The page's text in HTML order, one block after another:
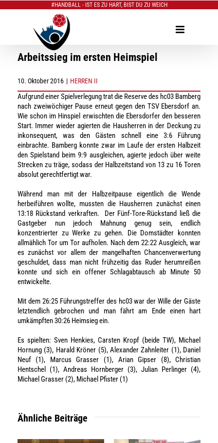
#HANDBALL - IST ES ZU HART, BIST DU ZU WEICH
Arbeitssieg im ersten Heimspiel
10. Oktober 2016 | HERREN II
Aufgrund einer Spielverlegung trat die Reserve des hc03 Bamberg
nach zweiwöchiger Pause erneut gegen den TSV Ebersdorf an.
Wie schon im Hinspiel erwischten die Ebersdorfer den besseren
Start. Immer wieder agierten die Hausherren in der Deckung zu
inkonsequent, was den Gästen schnell eine 3:6 Führung
einbrachte. Bamberg konnte zwar im Laufe der ersten Halbzeit
den Spielstand beim 9:9 ausgleichen, agierte jedoch über weite
Strecken zu träge, sodass der Halbzeitstand von 13 zu 16 Toren
absolut gerechtfertigt war.
Während man mit der Halbzeitpause eigentlich die Wende
herbeiführen wollte, mussten die Hausherren zunächst einen
13:18 Rückstand verkraften. Der Fünf-Tore-Rückstand ließ die
Gastgeber nun jedoch Mahnung genug sein, endlich
konzentrierter zu Werke zu gehen. Die Domstädter konnten
allmählich Tor um Tor aufholen. Nach dem 22:22 Ausgleich, war
es zunächst vor allem der mangelhaften Chancenverwertung
geschuldet, dass man nicht frühzeitig das Ruder herumreißen
konnte und sich ein offener Schlagabtausch ab Minute 50
entwickelte.
Mit dem 26:25 Führungstreffer des hc03 war der Wille der Gäste
letztendlich gebrochen und man fährt am Ende einen hart
umkämpften 30:26 Heimsieg ein.
Es spielten: Sven Henkies, Carsten Kropf (beide TW), Michael
Hornung (3), Harald Kröner (5), Alexander Zahnleiter (1), Daniel
Neuf (1), Marcus Grasser (1), Arian Gipser (8), Christian
Hentschel (1), Andreas Hornberger (3), Julian Perlinger (4),
Michael Grasser (2), Michael Pfister (1)
Ähnliche Beiträge